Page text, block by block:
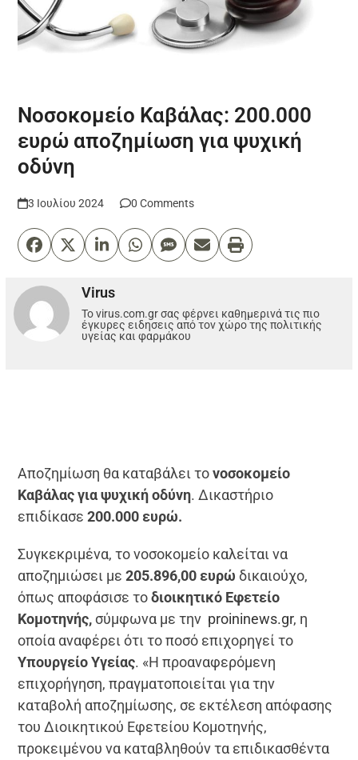
Νοσοκομείο Καβάλας: 200.000
ευρώ αποζημίωση για ψυχική
οδύνη
3 Ιουλίου 2024 0 Comments
Virus
Το virus.com.gr σας φέρνει καθημερινά τις πιο
έγκυρες ειδησεις από τον χώρο της πολιτικής
υγείας και φαρμάκου
Αποζημίωση θα καταβάλει τονοσοκομείο
Καβάλας για ψυχική οδύνη. Δικαστήριο
επιδίκασε 200.000 ευρώ.
Συγκεκριμένα, το νοσοκομείο καλείται να
αποζημιώσει με205.896,00 ευρώ δικαιούχο,
όπως αποφάσισε τοδιοικητικό Εφετείο
Κομοτηνής, σύμφωνα με την proininews.gr, η
οποία αναφέρει ότι το ποσό επιχορηγεί το
Υπουργείο Υγείας. «Η προαναφερόμενη
επιχορήγηση, πραγματοποιείται για την
καταβολή αποζημίωσης, σε εκτέλεση απόφασης
του Διοικητικού Εφετείου Κομοτηνής,
προκειμένου να καταβληθούν τα επιδικασθέντα